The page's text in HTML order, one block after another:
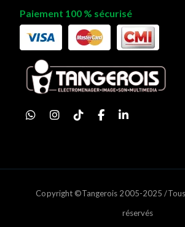
Paiement 100 % sécurisé
Copyright ©Tangerois 2005-2025 /
réservés